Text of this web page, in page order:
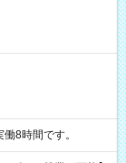
記のうち実働8時間です。